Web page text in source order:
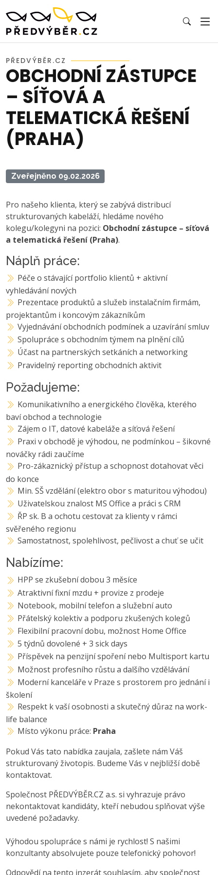
PŘEDVÝBĚR.CZ
OBCHODNÍ ZÁSTUPCE
– SÍŤOVÁ A
TELEMATICKÁ ŘEŠENÍ
(PRAHA)
Zveřejněno 09.02.2026
Pro našeho klienta, který se zabývá distribucí
strukturovaných kabeláží, hledáme nového
kolegu/kolegyni na pozici: Obchodní zástupce – síťová
a telematická řešení (Praha).
Náplň práce:
Péče o stávající portfolio klientů + aktivní
vyhledávání nových
Prezentace produktů a služeb instalačním firmám,
projektantům i koncovým zákazníkům
Vyjednávání obchodních podmínek a uzavírání smluv
Spolupráce s obchodním týmem na plnění cílů
Účast na partnerských setkáních a networking
Pravidelný reporting obchodních aktivit
Požadujeme:
Komunikativního a energického člověka, kterého
baví obchod a technologie
Zájem o IT, datové kabeláže a síťová řešení
Praxi v obchodě je výhodou, ne podmínkou – šikovné
nováčky rádi zaučíme
Pro-zákaznický přístup a schopnost dotahovat věci
do konce
Min. SŠ vzdělání (elektro obor s maturitou výhodou)
Uživatelskou znalost MS Office a práci s CRM
ŘP sk. B a ochotu cestovat za klienty v rámci
svěřeného regionu
Samostatnost, spolehlivost, pečlivost a chuť se učit
Nabízíme:
HPP se zkušební dobou 3 měsíce
Atraktivní fixní mzdu + provize z prodeje
Notebook, mobilní telefon a služební auto
Přátelský kolektiv a podporu zkušených kolegů
Flexibilní pracovní dobu, možnost Home Office
5 týdnů dovolené + 3 sick days
Příspěvek na penzijní spoření nebo Multisport kartu
Možnost profesního růstu a dalšího vzdělávání
Moderní kanceláře v Praze s prostorem pro jednání i
školení
Respekt k vaší osobnosti a skutečný důraz na work-
life balance
Místo výkonu práce: Praha
Pokud Vás tato nabídka zaujala, zašlete nám Váš
strukturovaný životopis. Budeme Vás v nejbližší době
kontaktovat.
Společnost PŘEDVÝBĚR.CZ a.s. si vyhrazuje právo
nekontaktovat kandidáty, kteří nebudou splňovat výše
uvedené požadavky.
Výhodou spolupráce s námi je rychlost! S našimi
konzultanty absolvujete pouze telefonický pohovor!
Odpovědí na tento inzerát souhlasím, aby společnost